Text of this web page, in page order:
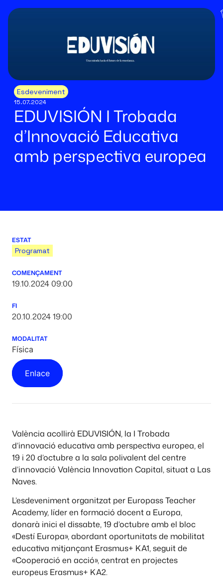
Esdeveniment
15.07.2024
EDUVISIÓN I Trobada
d’Innovació Educativa
amb perspectiva europea
ESTAT
Programat
COMENÇAMENT
19.10.2024 09:00
FI
20.10.2024 19:00
MODALITAT
Física
Enlace
València acollirà EDUVISIÓN, la I Trobada
d’innovació educativa amb perspectiva europea, el
19 i 20 d’octubre a la sala polivalent del centre
d’innovació València Innovation Capital, situat a Las
Naves.
L’esdeveniment organitzat per Europass Teacher
Academy, líder en formació docent a Europa,
donarà inici el dissabte, 19 d’octubre amb el bloc
«Destí Europa», abordant oportunitats de mobilitat
educativa mitjançant Erasmus+ KA1, seguit de
«Cooperació en acció», centrat en projectes
europeus Erasmus+ KA2.